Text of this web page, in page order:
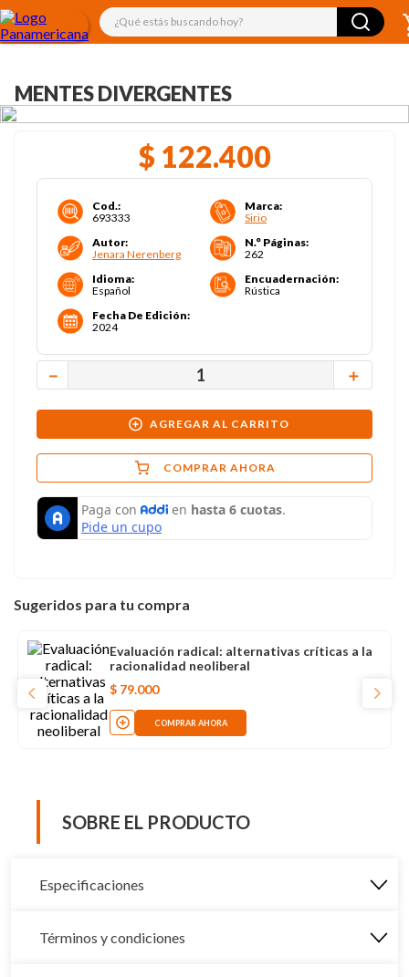
¿Qué estás buscando hoy?
MENTES DIVERGENTES
$ 122.400
Cod.:
693333
Marca:
Sirio
Autor:
Jenara Nerenberg
N.° Páginas:
262
Idioma:
Español
Encuadernación:
Rústica
Fecha De Edición:
2024
＋
－
AGREGAR AL CARRITO
COMPRAR AHORA
Sugeridos para tu compra
Evaluación radical: alternativas críticas a la
racionalidad neoliberal
$ 79.000
COMPRAR AHORA
SOBRE EL PRODUCTO
Especificaciones
Términos y condiciones